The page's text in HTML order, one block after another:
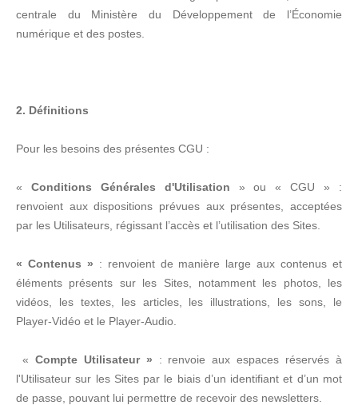
centrale du Ministère du Développement de l’Économie
numérique et des postes.
2. Définitions
Pour les besoins des présentes CGU :
« Conditions Générales d'Utilisation » ou « CGU » :
renvoient aux dispositions prévues aux présentes, acceptées
par les Utilisateurs, régissant l’accès et l’utilisation des Sites.
« Contenus » : renvoient de manière large aux contenus et
éléments présents sur les Sites, notamment les photos, les
vidéos, les textes, les articles, les illustrations, les sons, le
Player-Vidéo et le Player-Audio.
« Compte Utilisateur » : renvoie aux espaces réservés à
l'Utilisateur sur les Sites par le biais d’un identifiant et d’un mot
de passe, pouvant lui permettre de recevoir des newsletters.